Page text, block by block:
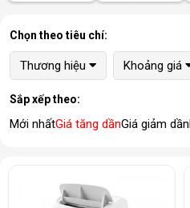
Chọn theo tiêu chí:
Thương hiệu Khoảng giá
Sắp xếp theo:
Mới nhấtGiá tăng dầnGiá giảm dần